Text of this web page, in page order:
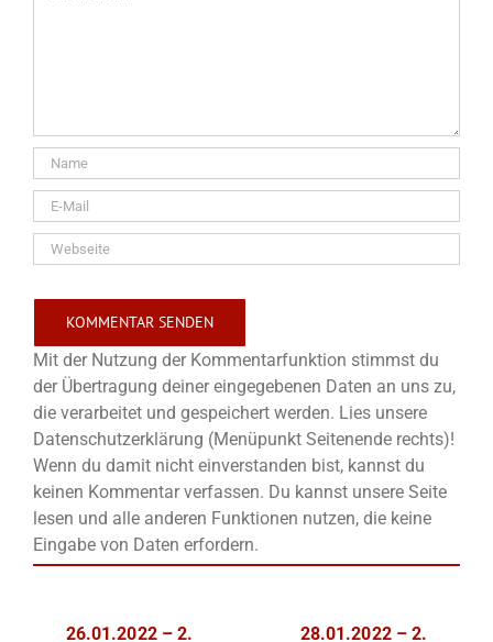
Mit der Nutzung der Kommentarfunktion stimmst du
der Übertragung deiner eingegebenen Daten an uns zu,
die verarbeitet und gespeichert werden. Lies unsere
Datenschutzerklärung (Menüpunkt Seitenende rechts)!
Wenn du damit nicht einverstanden bist, kannst du
keinen Kommentar verfassen. Du kannst unsere Seite
lesen und alle anderen Funktionen nutzen, die keine
Eingabe von Daten erfordern.
26.01.2022 – 2.
28.01.2022 – 2.